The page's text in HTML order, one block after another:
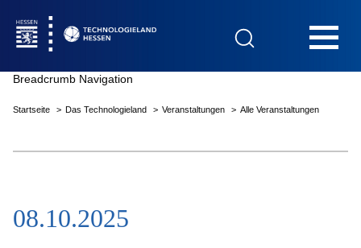
Das Technologieland
Breadcrumb Navigation
Startseite Das Technologieland Veranstaltungen Alle Veranstaltungen
08.10.2025